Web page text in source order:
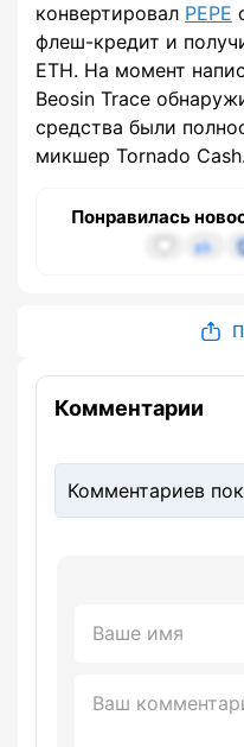
конвертировал PEPE
флеш-кредит и
ETH. На момент
Beosin Trace
средства были
микшер Tornado Cash.
Понравилась
Комментарии
Комментариев